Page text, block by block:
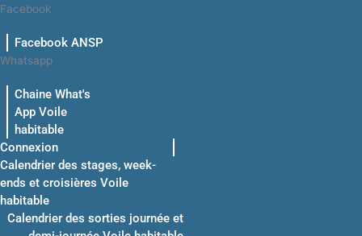
Aller
contenu
Facebook
Facebook ANSP
Whatsapp
Chaine What's
App Voile
habitable
Connexion
Calendrier des stages, week-
ends et croisières Voile
habitable
Calendrier des sorties journée et